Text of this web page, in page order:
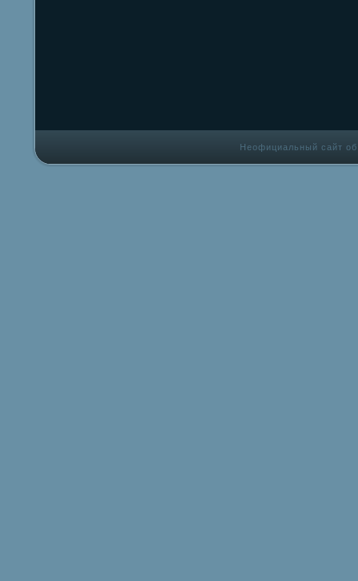
Неофициальный сайт